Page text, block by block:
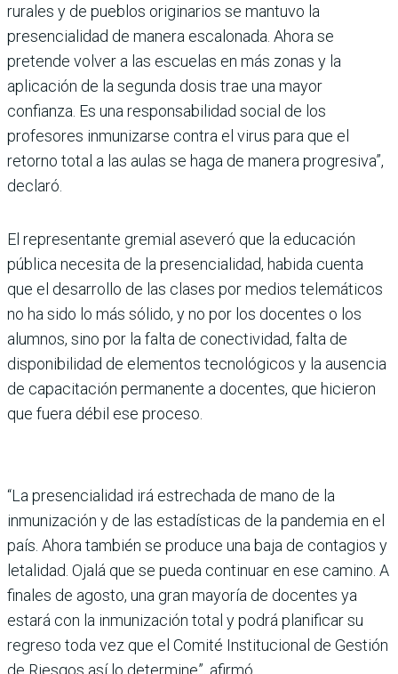
rurales y de pueblos originarios se mantuvo la
presencialidad de manera escalonada. Ahora se
pretende volver a las escuelas en más zonas y la
aplicación de la segunda dosis trae una mayor
confianza. Es una responsabilidad social de los
profesores inmunizarse contra el virus para que el
retorno total a las aulas se haga de manera progresiva”,
declaró.
El representante gremial aseveró que la educación
pública necesita de la presencialidad, habida cuenta
que el desarrollo de las clases por medios telemáticos
no ha sido lo más sólido, y no por los docentes o los
alumnos, sino por la falta de conectividad, falta de
disponibilidad de elementos tecnológicos y la ausencia
de capacitación permanente a docentes, que hicieron
que fuera débil ese proceso.
“La presencialidad irá estrechada de mano de la
inmunización y de las estadísticas de la pandemia en el
país. Ahora también se produce una baja de contagios y
letalidad. Ojalá que se pueda continuar en ese camino. A
finales de agosto, una gran mayoría de docentes ya
estará con la inmunización total y podrá planificar su
regreso toda vez que el Comité Institucional de Gestión
de Riesgos así lo determine”, afirmó.